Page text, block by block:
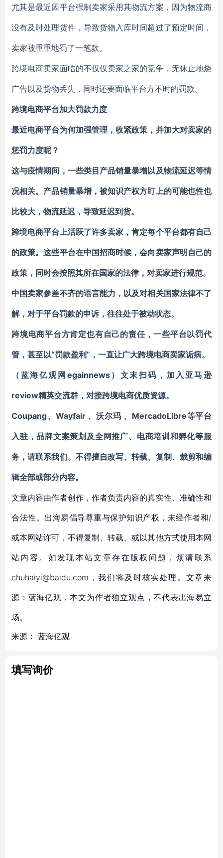
尤其是最近因平台强制卖家采用其物流方案，因为物流商
没有及时处理货件，导致货物入库时间超过了预定时间，
卖家被重重地罚了一笔款。
跨境电商卖家面临的不仅仅卖家之家的竞争，无休止地烧
广告以及货物丢失，同时还要面临平台方不时的罚款。
跨境电商平台加大罚款力度
最近电商平台为何加强管理，收紧政策，并加大对卖家的
惩罚力度呢？
这与疫情期间，一些类目产品销量暴增以及物流延迟等情
况相关。产品销量暴增，被知识产权方盯上的可能也性也
比较大，物流延迟，导致延迟到货。
跨境电商平台上活跃了许多卖家，肯定每个平台都有自己
的政策。这些平台在中国招商时候，会向卖家声明自己的
政策，同时会按照其所在国家的法律，对卖家进行规范。
中国卖家参差不齐的语言能力，以及对相关国家法律不了
解，对于平台罚款的申诉，往往处于被动状态。
跨境电商平台方肯定也有自己的责任，一些平台以罚代
管，甚至以“罚款盈利”，一直让广大跨境电商卖家诟病。
（蓝海亿观网 egainnews） 文末扫码，加入亚马逊
review精英交流群 ，对接跨境电商优质资源。
Coupang、 Wayfair 、沃尔玛 、 MercadoLibre等平台
入驻 ，品牌文案策划及全网推广、电商培训和孵化等服
务，请联系我们。不得擅自改写、转载、复制、裁剪和编
辑全部或部分内容。
文章内容由作者创作，作者负责内容的真实性、准确性和
合法性。出海易倡导尊重与保护知识产权，未经作者和/
或本网站许可，不得复制、转载、或以其他方式使用本网
站内容。如发现本站文章存在版权问题，烦请联系
chuhaiyi@baidu.com，我们将及时核实处理。文章来
源：蓝海亿观，本文为作者独立观点，不代表出海易立
场。
来源： 蓝海亿观
填写询价